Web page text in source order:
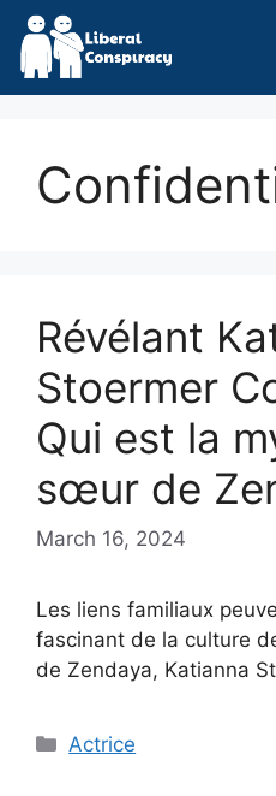
Skip
content
Révélant
Stoermer
Qui est la
sœur de
March 16, 2024
Les liens familiaux
fascinant de la culture
de Zendaya, Katianna
Categories
Actrice